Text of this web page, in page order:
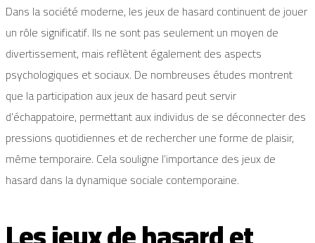
Dans la société moderne, les jeux de hasard continuent de jouer
un rôle significatif. Ils ne sont pas seulement un moyen de
divertissement, mais reflètent également des aspects
psychologiques et sociaux. De nombreuses études montrent
que la participation aux jeux de hasard peut servir
d’échappatoire, permettant aux individus de se déconnecter des
pressions quotidiennes et de rechercher une forme de plaisir,
même temporaire. Cela souligne l’importance des jeux de
hasard dans la dynamique sociale contemporaine.